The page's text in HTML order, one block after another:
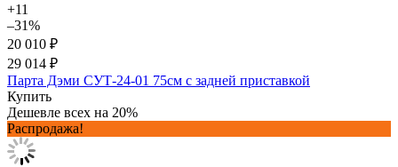
+11
–31%
20 010 ₽
29 014 ₽
Парта Дэми СУТ-24-01 75см с задней приставкой
Купить
Дешевле всех на 20%
Распродажа!